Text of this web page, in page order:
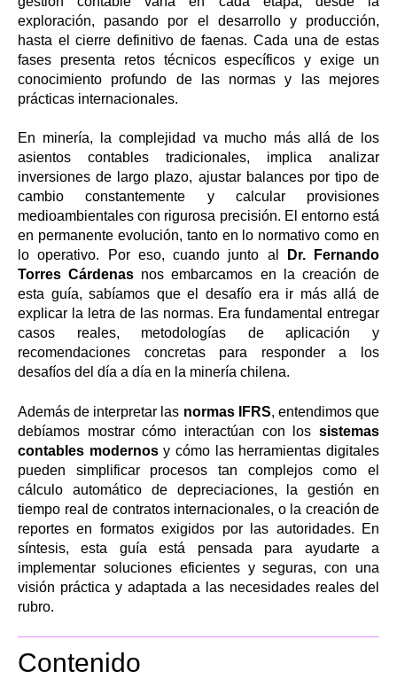
exploración, pasando por el desarrollo y producción,
hasta el cierre definitivo de faenas. Cada una de estas
fases presenta retos técnicos específicos y exige un
conocimiento profundo de las normas y las mejores
prácticas internacionales.
En minería, la complejidad va mucho más allá de los
asientos contables tradicionales, implica analizar
inversiones de largo plazo, ajustar balances por tipo de
cambio constantemente y calcular provisiones
medioambientales con rigurosa precisión. El entorno está
en permanente evolución, tanto en lo normativo como en
lo operativo. Por eso, cuando junto al
Dr. Fernando
Torres Cárdenas nos embarcamos en la creación de
esta guía, sabíamos que el desafío era ir más allá de
explicar la letra de las normas. Era fundamental entregar
casos reales, metodologías de aplicación y
recomendaciones concretas para responder a los
desafíos del día a día en la minería chilena.
Además de interpretar las normas IFRS, entendimos que
debíamos mostrar cómo interactúan con los sistemas
contables modernosy cómo las herramientas digitales
pueden simplificar procesos tan complejos como el
cálculo automático de depreciaciones, la gestión en
tiempo real de contratos internacionales, o la creación de
reportes en formatos exigidos por las autoridades. En
síntesis, esta guía está pensada para ayudarte a
implementar soluciones eficientes y seguras, con una
visión práctica y adaptada a las necesidades reales del
rubro.
Contenido